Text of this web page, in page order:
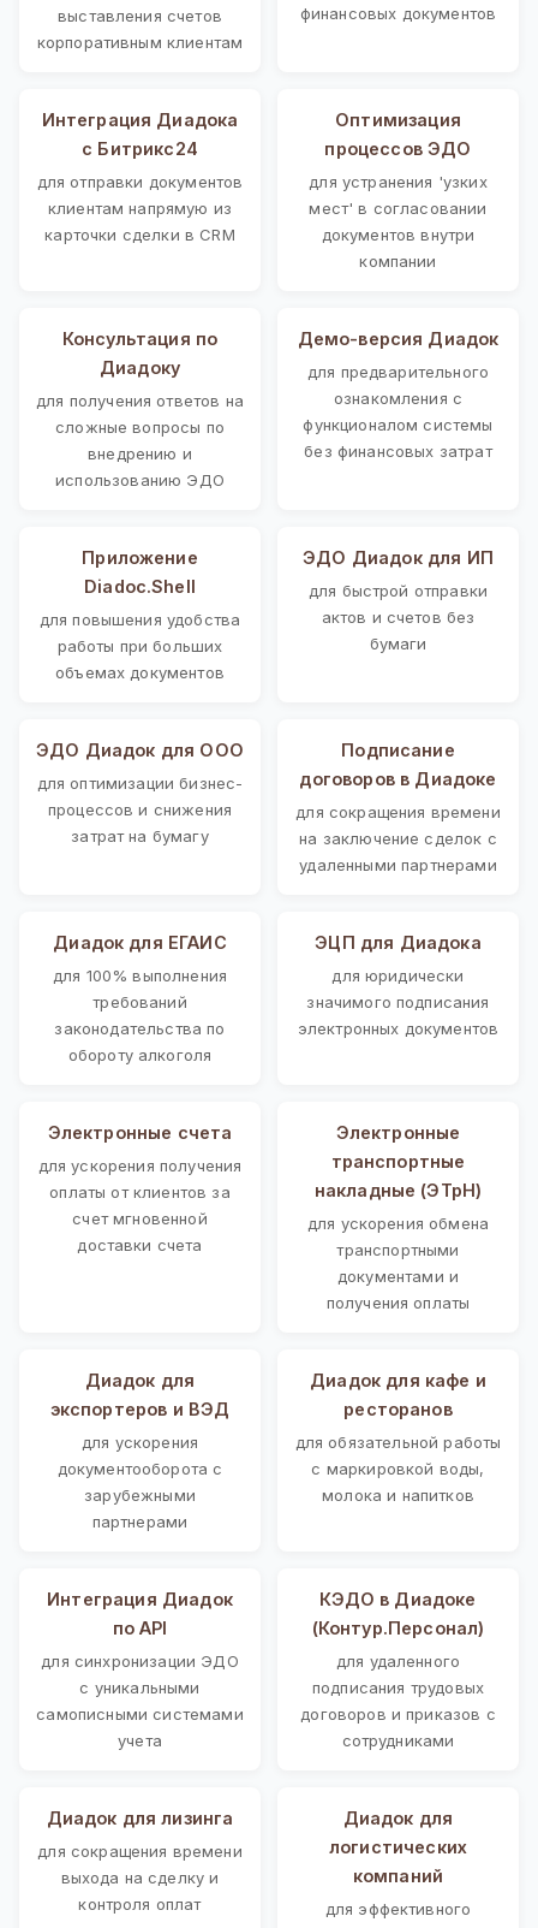
выставления счетов
корпоративным клиентам
финансовых документов
Интеграция Диадока
с Битрикс24
для отправки документов
клиентам напрямую из
карточки сделки в CRM
Оптимизация
процессов ЭДО
для устранения 'узких
мест' в согласовании
документов внутри
компании
Консультация по
Диадоку
для получения ответов на
сложные вопросы по
внедрению и
использованию ЭДО
Демо-версия Диадок
для предварительного
ознакомления с
функционалом системы
без финансовых затрат
Приложение
Diadoc.Shell
для повышения удобства
работы при больших
объемах документов
ЭДО Диадок для ИП
для быстрой отправки
актов и счетов без
бумаги
ЭДО Диадок для ООО
для оптимизации бизнес-
процессов и снижения
затрат на бумагу
Подписание
договоров в Диадоке
для сокращения времени
на заключение сделок с
удаленными партнерами
Диадок для ЕГАИС
для 100% выполнения
требований
законодательства по
обороту алкоголя
ЭЦП для Диадока
для юридически
значимого подписания
электронных документов
Электронные счета
для ускорения получения
оплаты от клиентов за
счет мгновенной
доставки счета
Электронные
транспортные
накладные (ЭТрН)
для ускорения обмена
транспортными
документами и
получения оплаты
Диадок для
экспортеров и ВЭД
для ускорения
документооборота с
зарубежными
партнерами
Диадок для кафе и
ресторанов
для обязательной работы
с маркировкой воды,
молока и напитков
Интеграция Диадок
по API
для синхронизации ЭДО
с уникальными
самописными системами
учета
КЭДО в Диадоке
(Контур.Персонал)
для удаленного
подписания трудовых
договоров и приказов с
сотрудниками
Диадок для лизинга
для сокращения времени
выхода на сделку и
контроля оплат
Диадок для
логистических
компаний
для эффективного